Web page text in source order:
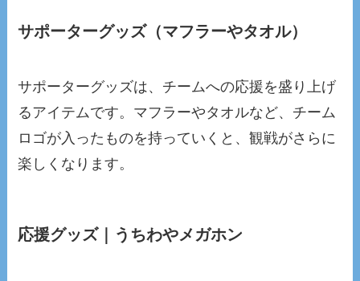
サポーターグッズ（マフラーやタオル）
サポーターグッズは、チームへの応援を盛り上げ
るアイテムです。マフラーやタオルなど、チーム
ロゴが入ったものを持っていくと、観戦がさらに
楽しくなります。
応援グッズ｜うちわやメガホン